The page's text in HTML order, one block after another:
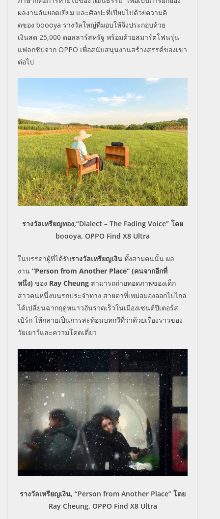
ผลงานอันยอดเยี่ยม และศิลปะที่เปี่ยมไปด้วยความคิ
ดของ boooya รางวัลใหญ่ที่มอบให้จึงประกอบด้วย
เงินสด 25,000 ดอลลาร์สหรัฐ พร้อมด้วยสมาร์ตโฟนรุ่น
แฟลกชิปจาก OPPO เพื่อสนับสนุนงานสร้างสรรค์ของเขา
ต่อไป
รางวัลเหรียญทอง,“Dialect – The Fading Voice” โดย
boooya, OPPO Find X8 Ultra
ในบรรดาผู้ที่ได้รับรางวัลเหรียญเงิน ทั้งสามคนนั้น ผล
งาน “Person from Another Place” (คนจากอีกที่
หนึ่ง) ของ Ray Cheung สามารถถ่ายทอดภาพของเด็ก
สาวคนหนึ่งบนรถประจำทาง สายตาที่เหม่อมองออกไปไกล
ได้เปลี่ยนฉากฤดูหนาวอันรวดเร็วในเมืองเซนต์ปีเตอร์ส
เบิร์ก ให้กลายเป็นการสะท้อนบทกวีที่ว่าด้วยเรื่องราวของ
วัยเยาว์และความโดดเดี่ยว
รางวัลเหรียญเงิน, “Person from Another Place” โดย
Ray Cheung, OPPO Find X8 Ultra